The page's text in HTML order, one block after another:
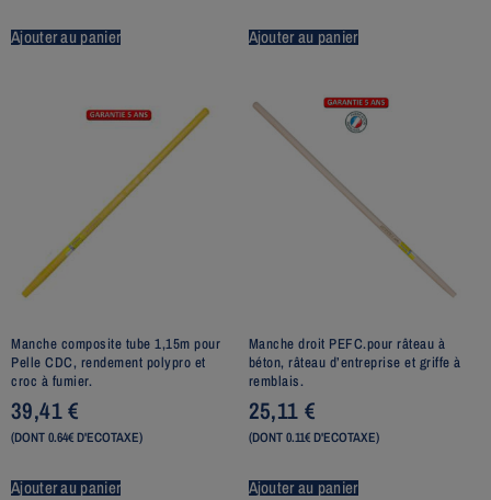
Ajouter au panier Ajouter au panier
Manche composite tube 1,15m pour
Pelle CDC, rendement polypro et
croc à fumier.
39,41€
(DONT 0.64€ D'ECOTAXE)
Ajouter au panier
Manche droit PEFC.pour râteau à
béton, râteau d’entreprise et griffe à
remblais.
25,11 €
(DONT 0.11€ D'ECOTAXE)
Ajouter au panier